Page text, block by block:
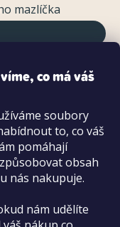
co má váš
soubory
to, co váš
pomáhají
obsah
nás nakupuje.
nám udělíte
mazlíčka